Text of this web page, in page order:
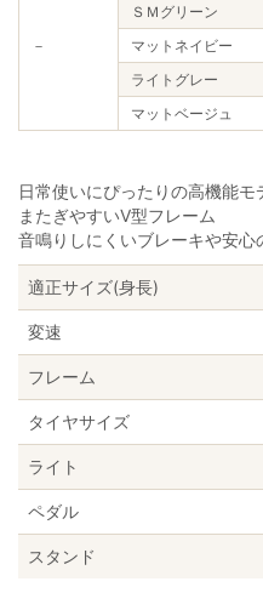
－
ＳＭグリーン
マットネイビー
ライトグレー
マットベージュ
日常使いにぴったりの高機能モ
またぎやすいV型フレーム
音鳴りしにくいブレーキや安心
適正サイズ(身長)
変速
フレーム
タイヤサイズ
ライト
ペダル
スタンド